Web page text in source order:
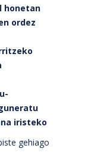
honetan
ordez
iristeko
gehiago